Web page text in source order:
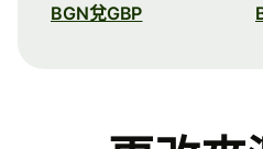
BGN兌GBP